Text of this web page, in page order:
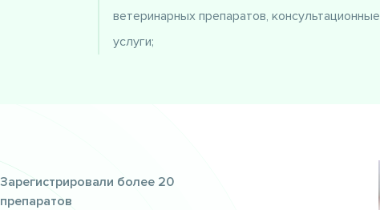
ветеринарных препаратов, консультационные
услуги;
Зарегистрировали более 20
препаратов